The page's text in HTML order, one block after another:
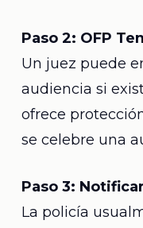
Paso 2: OFP
Un juez puede
audiencia si
ofrece
se celebre una
Paso 3:
La policía